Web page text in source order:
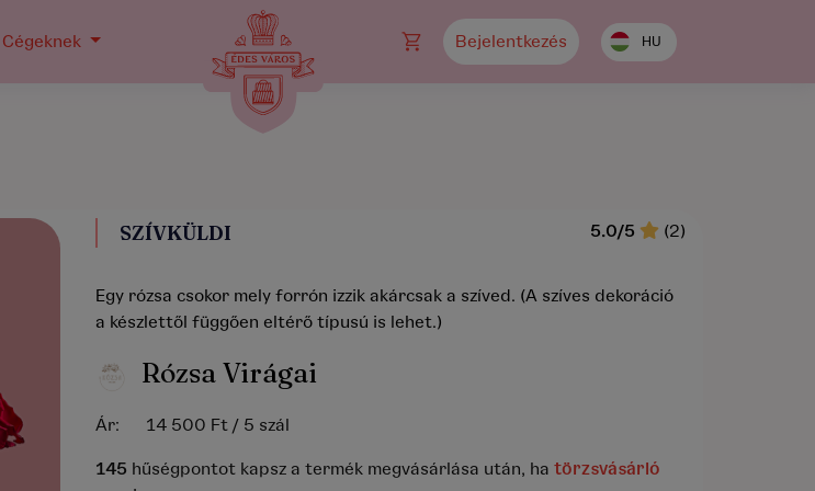
Cégeknek Bejelentkezés HU
SZÍVKÜLDI 5.0/5 (2)
Egy rózsa csokor mely forrón izzik akárcsak a szíved. (A szíves dekoráció
a készlettől függően eltérő típusú is lehet.)
Rózsa Virágai
Ár: 14 500 Ft / 5 szál
145 hűségpontot kapsz a termék megvásárlása után, ha törzsvásárló